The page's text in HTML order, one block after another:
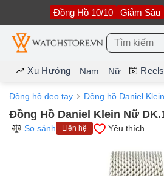
nội
dung
Đồng Hồ 10/10 Giảm Sâu
Tìm
kiếm:
Xu Hướng Nam Nữ Reels
Đồng hồ đeo tay Đồng hồ Daniel Klein
Đồng Hồ Daniel Klein Nữ
So sánh
Liên hệ Yêu thích